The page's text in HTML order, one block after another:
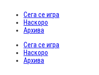
Сега се игра
Наскоро
Архива
Сега се игра
Наскоро
Архива